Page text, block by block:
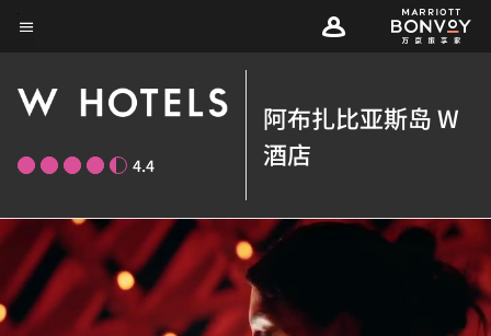
Skip
content
4.4
阿布扎比亚斯岛 W
酒店